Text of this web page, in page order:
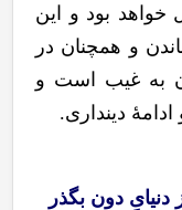
بود و این
و همچنان در
به غیب است و
دینداری.
دون بگذر